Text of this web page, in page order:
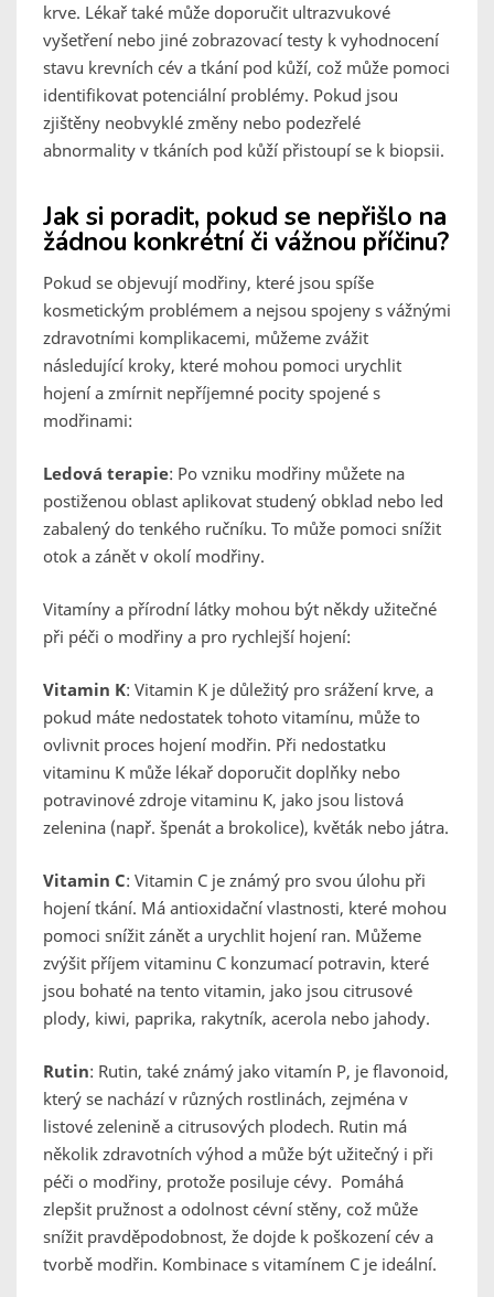
krve. Lékař také může doporučit ultrazvukové
vyšetření nebo jiné zobrazovací testy k vyhodnocení
stavu krevních cév a tkání pod kůží, což může pomoci
identifikovat potenciální problémy. Pokud jsou
zjištěny neobvyklé změny nebo podezřelé
abnormality v tkáních pod kůží přistoupí se k biopsii.
Jak si poradit, pokud se nepřišlo na
žádnou konkrétní či vážnou příčinu?
Pokud se objevují modřiny, které jsou spíše
kosmetickým problémem a nejsou spojeny s vážnými
zdravotními komplikacemi, můžeme zvážit
následující kroky, které mohou pomoci urychlit
hojení a zmírnit nepříjemné pocity spojené s
modřinami:
Ledová terapie: Po vzniku modřiny můžete na
postiženou oblast aplikovat studený obklad nebo led
zabalený do tenkého ručníku. To může pomoci snížit
otok a zánět v okolí modřiny.
Vitamíny a přírodní látky mohou být někdy užitečné
při péči o modřiny a pro rychlejší hojení:
Vitamin K: Vitamin K je důležitý pro srážení krve, a
pokud máte nedostatek tohoto vitamínu, může to
ovlivnit proces hojení modřin. Při nedostatku
vitaminu K může lékař doporučit doplňky nebo
potravinové zdroje vitaminu K, jako jsou listová
zelenina (např. špenát a brokolice), květák nebo játra.
Vitamin C: Vitamin C je známý pro svou úlohu při
hojení tkání. Má antioxidační vlastnosti, které mohou
pomoci snížit zánět a urychlit hojení ran. Můžeme
zvýšit příjem vitaminu C konzumací potravin, které
jsou bohaté na tento vitamin, jako jsou citrusové
plody, kiwi, paprika, rakytník, acerola nebo jahody.
Rutin: Rutin, také známý jako vitamín P, je flavonoid,
který se nachází v různých rostlinách, zejména v
listové zelenině a citrusových plodech. Rutin má
několik zdravotních výhod a může být užitečný i při
péči o modřiny, protože posiluje cévy. Pomáhá
zlepšit pružnost a odolnost cévní stěny, což může
snížit pravděpodobnost, že dojde k poškození cév a
tvorbě modřin. Kombinace s vitamínem C je ideální.